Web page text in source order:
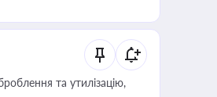
та утилізацію,